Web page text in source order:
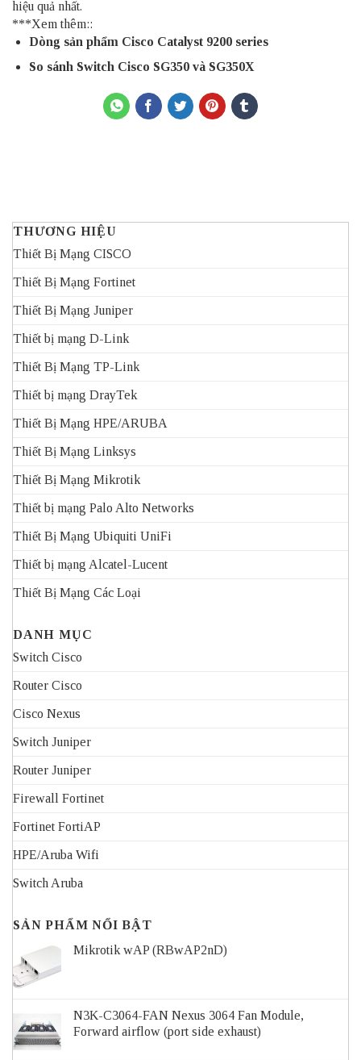
hiệu quả nhất.
***Xem thêm::
Dòng sản phẩm Cisco Catalyst 9200 series
So sánh Switch Cisco SG350 và SG350X
THƯƠNG HIỆU
Thiết Bị Mạng CISCO
Thiết Bị Mạng Fortinet
Thiết Bị Mạng Juniper
Thiết bị mạng D-Link
Thiết Bị Mạng TP-Link
Thiết bị mạng DrayTek
Thiết Bị Mạng HPE/ARUBA
Thiết Bị Mạng Linksys
Thiết Bị Mạng Mikrotik
Thiết bị mạng Palo Alto Networks
Thiết Bị Mạng Ubiquiti UniFi
Thiết bị mạng Alcatel-Lucent
Thiết Bị Mạng Các Loại
DANH MỤC
Switch Cisco
Router Cisco
Cisco Nexus
Switch Juniper
Router Juniper
Firewall Fortinet
Fortinet FortiAP
HPE/Aruba Wifi
Switch Aruba
SẢN PHẨM NỔI BẬT
Mikrotik wAP (RBwAP2nD)
N3K-C3064-FAN Nexus 3064 Fan Module,
Forward airflow (port side exhaust)